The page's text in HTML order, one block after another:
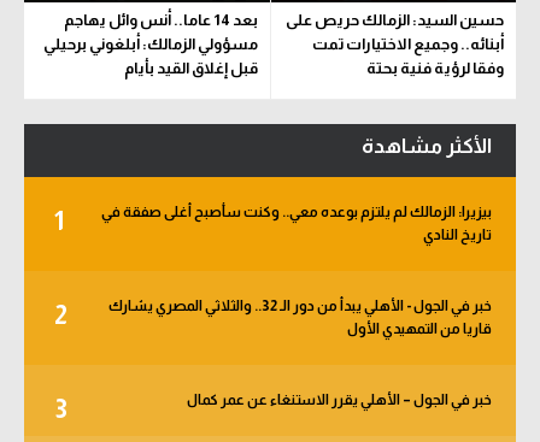
حسين السيد: الزمالك حريص على
أبنائه.. وجميع الاختيارات تمت
وفقا لرؤية فنية بحتة
بعد 14 عاما.. أنس وائل يهاجم
مسؤولي الزمالك: أبلغوني برحيلي
قبل إغلاق القيد بأيام
الأكثر مشاهدة
1
بيزيرا: الزمالك لم يلتزم بوعده معي.. وكنت سأصبح أغلى صفقة في
تاريخ النادي
2
خبر في الجول - الأهلي يبدأ من دور الـ 32.. والثلاثي المصري يشارك
قاريا من التمهيدي الأول
3 خبر في الجول – الأهلي يقرر الاستنغاء عن عمر كمال